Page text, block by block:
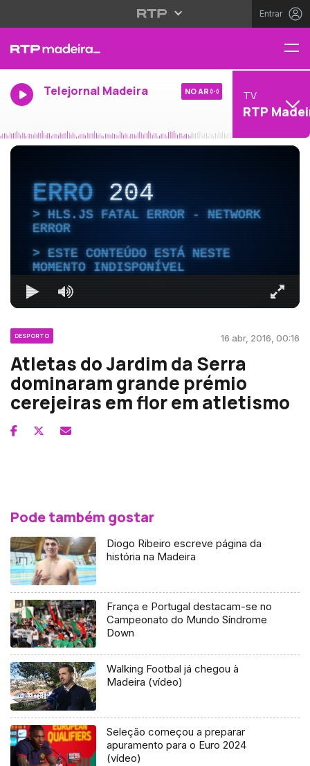
Entrar
Telejornal Madeira NO AR TV
RTP
ERRO204
HLS.JS FATAL ERROR - NETWORK
ERROR
ESTE CONTEÚDO ESTÁ NESTE
MOMENTO INDISPONÍVEL
DESPORTO 16 abr, 2016, 00:16
Atletas do Jardim da Serra
dominaram grande prémio
cerejeiras em flor em atletismo
Pode também gostar
Diogo Ribeiro escreve página da
história na Madeira
França e Portugal destacam-se no
Campeonato do Mundo Síndrome
Down
Walking Footbal já chegou à
Madeira (vídeo)
Seleção começou a preparar
apuramento para o Euro 2024
(vídeo)